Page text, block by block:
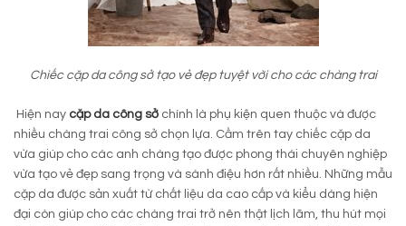
Chiếc cặp da công sở tạo vẻ đẹp tuyệt vời cho các chàng trai
Hiện nay cặp da công sở chính là phụ kiện quen thuộc và được
nhiều chàng trai công sở chọn lựa. Cầm trên tay chiếc cặp da
vừa giúp cho các anh chàng tạo được phong thái chuyên nghiệp
vừa tạo vẻ đẹp sang trọng và sành điệu hơn rất nhiều. Những mẫu
cặp da được sản xuất từ chất liệu da cao cấp và kiểu dáng hiện
đại còn giúp cho các chàng trai trở nên thật lịch lãm, thu hút mọi